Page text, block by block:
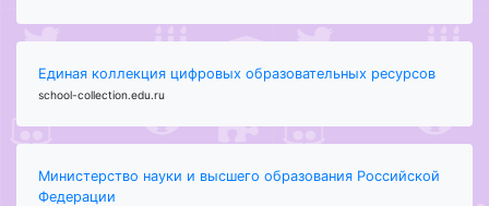
Единая коллекция цифровых образовательных ресурсов
school-collection.edu.ru
Министерство науки и высшего образования Российской
Федерации